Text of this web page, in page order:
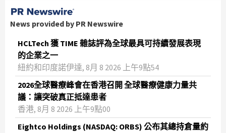
News provided by PR Newswire
HCLTech 獲 TIME 雜誌評為全球最具可持續發展表現
的企業之一
紐約和印度諾伊達, 8月 8 2026 上午9點54
2026全球醫療峰會在香港召開 全球醫療健康力量共
議：讓突破真正抵達患者
香港, 8月 8 2026 上午9點00
Eightco Holdings (NASDAQ: ORBS) 公布其總持倉量約